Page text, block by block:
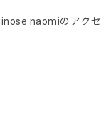
naomiのアク